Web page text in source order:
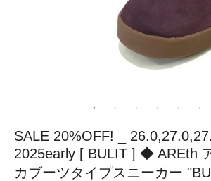
SALE 20%OFF! _
2025early [ BULIT ] ◆ AREth
カブーツタイプスニーカー